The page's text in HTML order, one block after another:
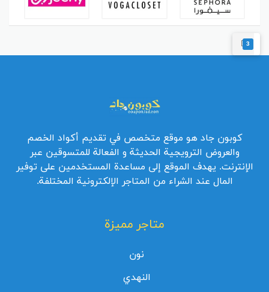
3
كوبون جاد هو موقع متخصص في تقديم أكواد الخصم
والعروض الترويجية الحديثة و الفعالة للمتسوقين عبر
الإنترنت. يهدف الموقع إلى مساعدة المستخدمين على توفير
المال عند الشراء من المتاجر الإلكترونية المختلفة.
متاجر مميزة
نون
النهدي